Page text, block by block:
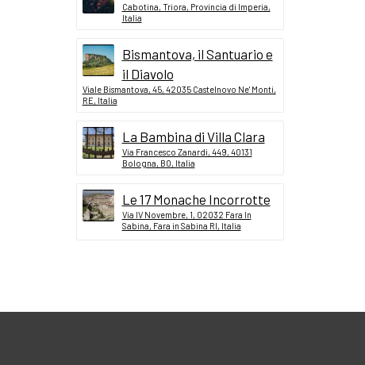
Cabotina, Triora, Provincia di Imperia,
Italia
Bismantova, il Santuario e
il Diavolo
Viale Bismantova, 45, 42035 Castelnovo Ne' Monti,
RE, Italia
La Bambina di Villa Clara
Via Francesco Zanardi, 449, 40131
Bologna, BO, Italia
Le 17 Monache Incorrotte
Via IV Novembre, 1, 02032 Fara In
Sabina, Fara in Sabina RI, Italia